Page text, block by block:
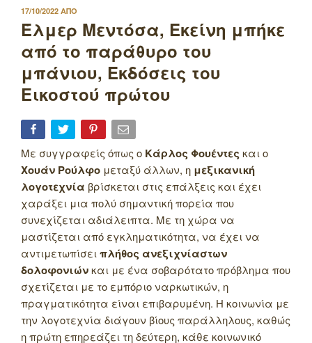
ΔΗΜΟΣΙΕΥΤΗΚΕ
ΣΤΙΣ
17/10/2022 ΑΠΟ
Έλμερ Μεντόσα, Εκείνη μπήκε
από το παράθυρο του
μπάνιου, Εκδόσεις του
Εικοστού πρώτου
Με συγγραφείς όπως ο Κάρλος Φουέντες και ο
Χουάν Ρούλφο μεταξύ άλλων, η μεξικανική
λογοτεχνία βρίσκεται στις επάλξεις και έχει
χαράξει μια πολύ σημαντική πορεία που
συνεχίζεται αδιάλειπτα. Με τη χώρα να
μαστίζεται από εγκληματικότητα, να έχει να
αντιμετωπίσει πλήθος ανεξιχνίαστων
δολοφονιώνκαι με ένα σοβαρότατο πρόβλημα που
σχετίζεται με το εμπόριο ναρκωτικών, η
πραγματικότητα είναι επιβαρυμένη. Η κοινωνία με
την λογοτεχνία διάγουν βίους παράλληλους, καθώς
η πρώτη επηρεάζει τη δεύτερη, κάθε κοινωνικό